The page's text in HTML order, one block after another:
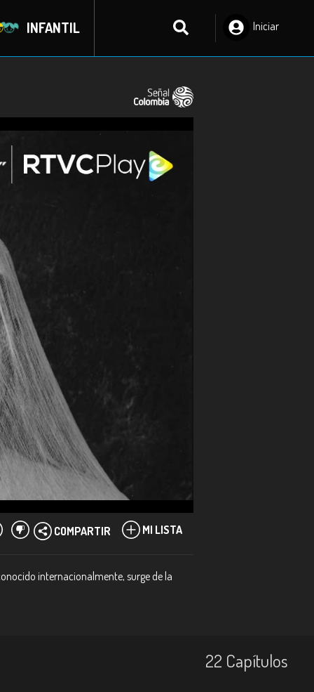
INFANTIL
Iniciar
MI LISTA
COMPARTIR
internacionalmente, surge de la
22 Capí­tulos